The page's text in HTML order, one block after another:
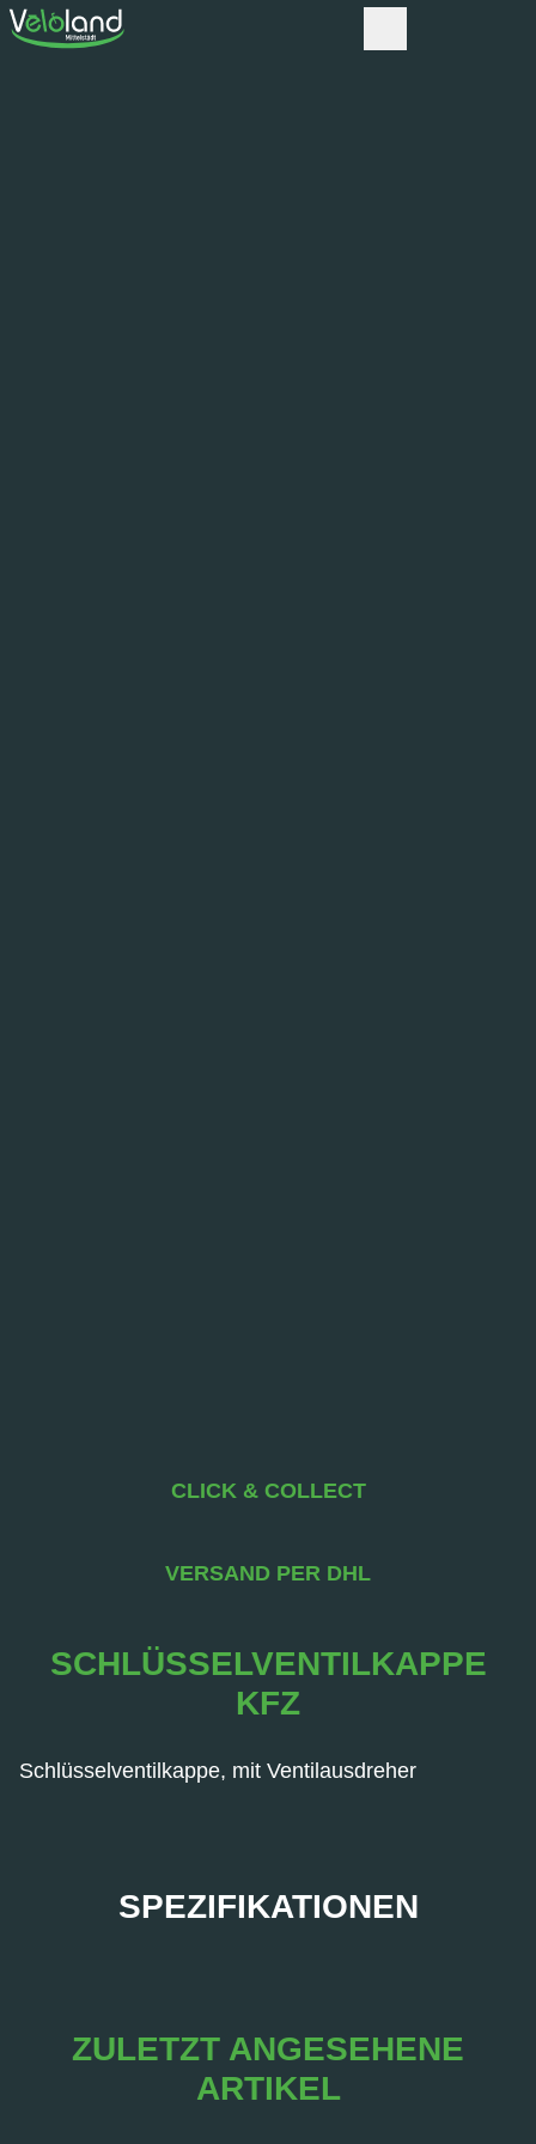
CLICK & COLLECT
VERSAND PER DHL
SCHLÜSSELVENTILKAPPE
KFZ
Schlüsselventilkappe, mit Ventilausdreher
SPEZIFIKATIONEN
ZULETZT ANGESEHENE
ARTIKEL